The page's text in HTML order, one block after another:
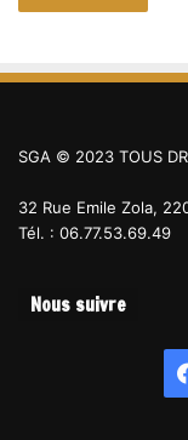
SGA © 2023 TOUS
32 Rue Emile Zola,
Tél. : 06.77.53.69.49
Nous suivre